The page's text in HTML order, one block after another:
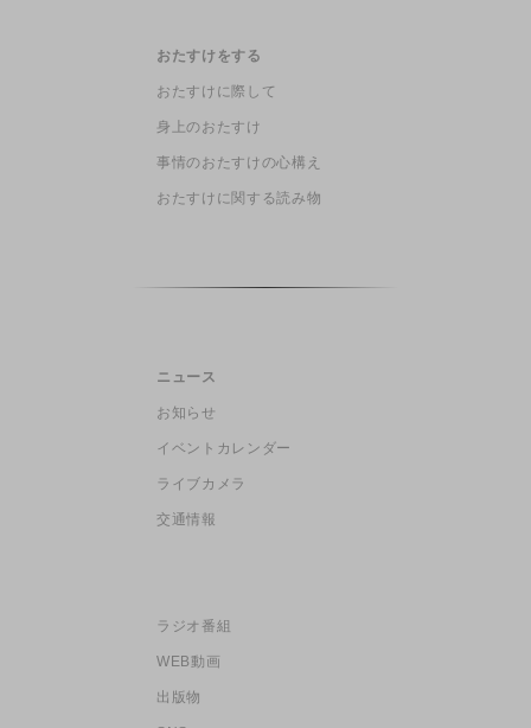
おたすけをする
おたすけに際して
身上のおたすけ
事情のおたすけの心構え
おたすけに関する読み物
ニュース
お知らせ
イベントカレンダー
ライブカメラ
交通情報
ラジオ番組
WEB動画
出版物